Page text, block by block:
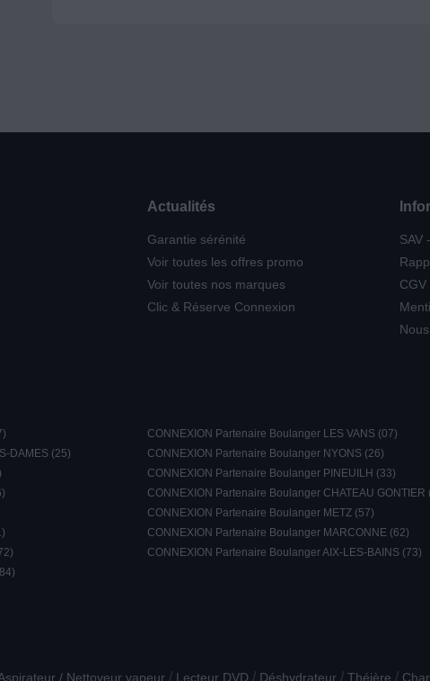
Actualités
Garantie sérénité
Voir toutes les offres promo
Voir toutes nos marques
Clic & Réserve Connexion
SAV
CGV
CONNEXION Partenaire Boulanger LES VANS (07)
DAMES (25)
CONNEXION Partenaire Boulanger NYONS (26)
CONNEXION Partenaire Boulanger PINEUILH (33)
CONNEXION Partenaire Boulanger CHATEAU GONTIER
CONNEXION Partenaire Boulanger METZ (57)
CONNEXION Partenaire Boulanger MARCONNE (62)
CONNEXION Partenaire Boulanger AIX-LES-BAINS (73)
/ Nettoyeur vapeur / Lecteur DVD / Déshydrateur / Théière /